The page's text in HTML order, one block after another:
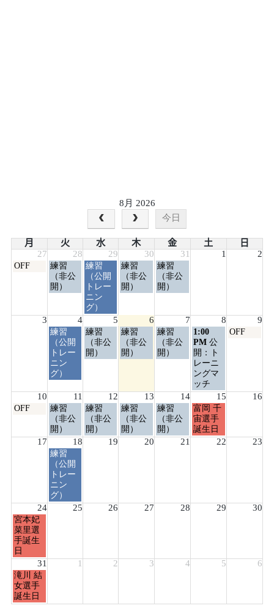
8月 2026
今日
月 火 水 木 金 土
日
27
28 29 30 31 1 2
月
27th
OFF
火
曜
日,
28th
2026
練習
（非公
開）
水
曜
日,
7
月
29th
2026
練習
（公開
トレー
ニン
グ）
木
曜
日,
30th
2026
練習
（非公
開）
金
曜
日,
31st
2026
練習
（非公
開）
3 4 5 6 7 8 9
火
曜
日,
8
月
2026
練習
（公開
トレー
ニン
グ）
水
曜
日,
2026
練習
（非公
開）
木
曜
日,
2026
練習
（非公
開）
金
曜
日,
2026
練習
（非公
開）
土
曜
日,
8
月
8th
2026
1:00
PM 公
開：ト
レーニ
ングマ
ッチ
日
2026
OFF
10 11 12 13 14 15 16
月
8
OFF
火
曜
日,
8
月
11th
2026
練習
（非公
開）
水
曜
日,
8
練習
（非公
開）
木
曜
日,
8
練習
（非公
開）
金
曜
日,
8
練習
（非公
開）
土
曜
日,
8
富岡 千
宙選手
誕生日
17 18 19 20 21 22 23
火
曜
日,
8
月
18th
練習
（公開
トレー
ニン
グ）
24 25 26 27 28 29 30
月
曜
日,
8
月
24th
2026
宮本妃
菜里選
手誕生
日
31 1 2 3 4 5 6
月
曜
日,
8
滝川 結
女選手
誕生日